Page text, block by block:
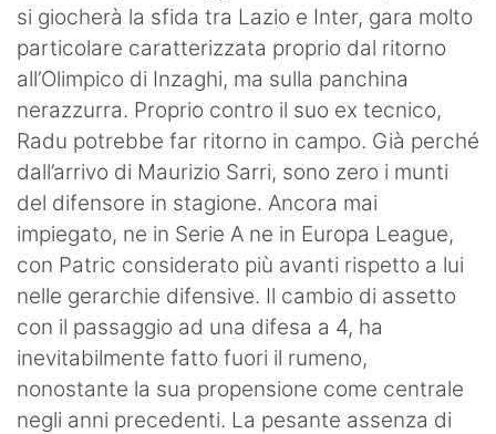
si giocherà la sfida tra Lazio e Inter, gara molto
particolare caratterizzata proprio dal ritorno
all’Olimpico di Inzaghi, ma sulla panchina
nerazzurra. Proprio contro il suo ex tecnico,
Radu potrebbe far ritorno in campo. Già perché
dall’arrivo di Maurizio Sarri, sono zero i munti
del difensore in stagione. Ancora mai
impiegato, ne in Serie A ne in Europa League,
con Patric considerato più avanti rispetto a lui
nelle gerarchie difensive. Il cambio di assetto
con il passaggio ad una difesa a 4, ha
inevitabilmente fatto fuori il rumeno,
nonostante la sua propensione come centrale
negli anni precedenti. La pesante assenza di